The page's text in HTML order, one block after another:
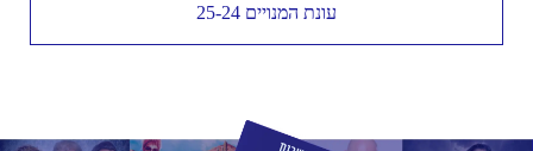
עונת המנויים 25-24